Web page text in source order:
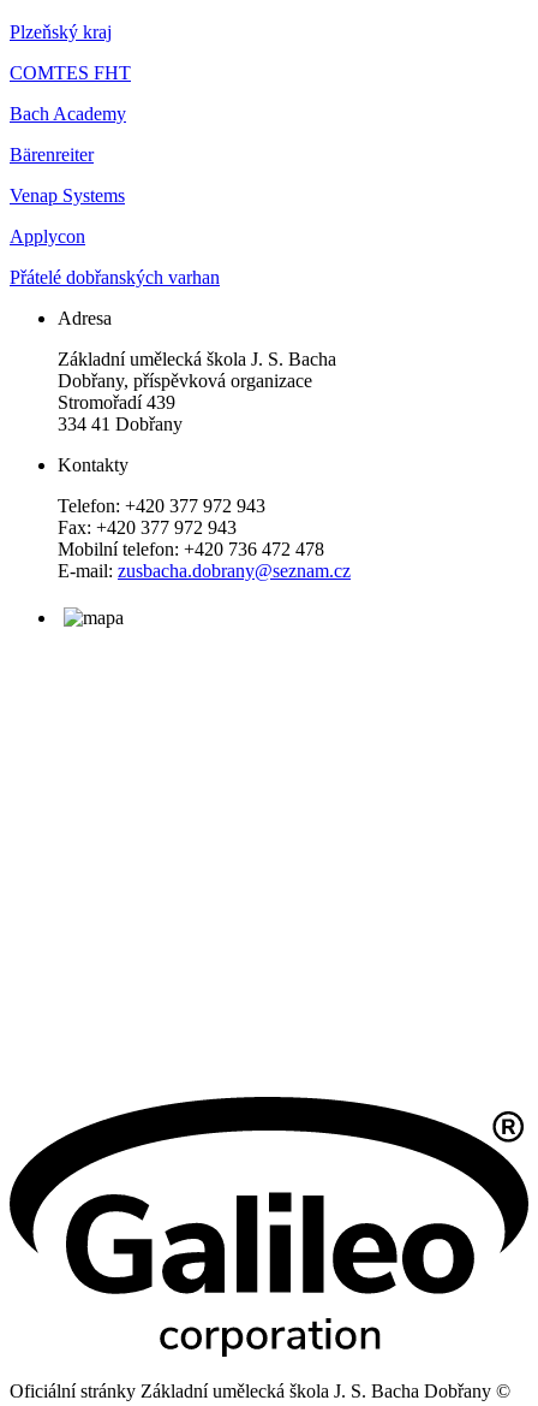
Plzeňský kraj
COMTES FHT
Bach Academy
Bärenreiter
Venap Systems
Applycon
Přátelé dobřanských varhan
Adresa
Základní umělecká škola J. S. Bacha
Dobřany, příspěvková organizace
Stromořadí 439
334 41 Dobřany
Kontakty
Telefon: +420 377 972 943
Fax: +420 377 972 943
Mobilní telefon: +420 736 472 478
E-mail: zusbacha.dobrany@seznam.cz
Oficiální stránky Základní umělecká škola J. S. Bacha Dobřany ©